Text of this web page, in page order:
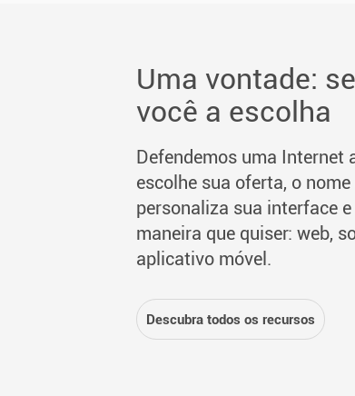
Uma vontade:
você a escolha
Defendemos uma Internet
escolhe sua oferta, o
personaliza sua interface
maneira que quiser: web,
aplicativo móvel.
Descubra todos os recursos